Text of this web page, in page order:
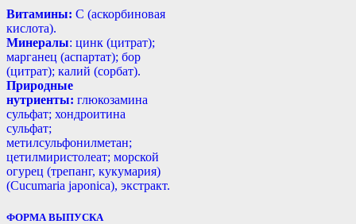
Витамины: С (аскорбиновая
кислота).
Минералы: цинк (цитрат);
марганец (аспартат); бор
(цитрат); калий (сорбат).
Природные
нутриенты: глюкозамина
сульфат; хондроитина
сульфат;
метилсульфонилметан;
цетилмиристолеат; морской
огурец (трепанг, кукумария)
(Cucumaria japonica), экстракт.
ФОРМА ВЫПУСКА